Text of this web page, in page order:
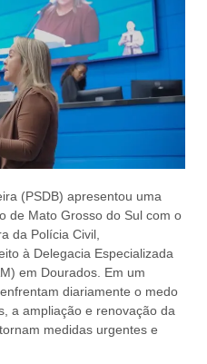
(PSDB) apresentou uma
de Mato Grosso do Sul com o
da Polícia Civil,
à Delegacia Especializada
em Dourados. Em um
diariamente o medo
a ampliação e renovação da
medidas urgentes e